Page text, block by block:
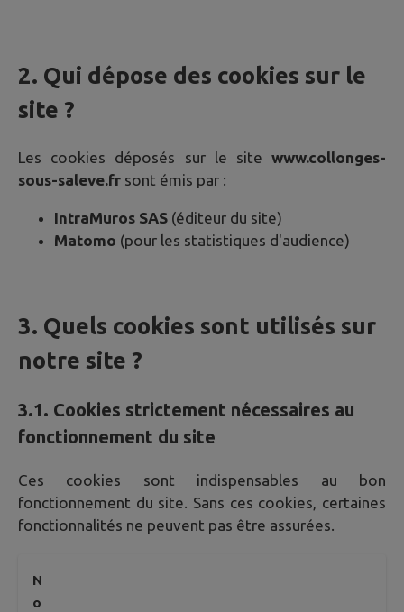
2. Qui dépose des cookies sur le
site ?
Les cookies déposés sur le site www.collonges-
sous-saleve.fr sont émis par :
IntraMuros SAS (éditeur du site)
Matomo (pour les statistiques d'audience)
3. Quels cookies sont utilisés sur
notre site ?
3.1. Cookies strictement nécessaires au
fonctionnement du site
Ces cookies sont indispensables au bon
fonctionnement du site. Sans ces cookies, certaines
fonctionnalités ne peuvent pas être assurées.
N
o